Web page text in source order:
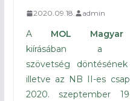
2020.09.18. admin
A MOL
kiírásában a
szövetség
illetve az NB II-es
2020. szeptember